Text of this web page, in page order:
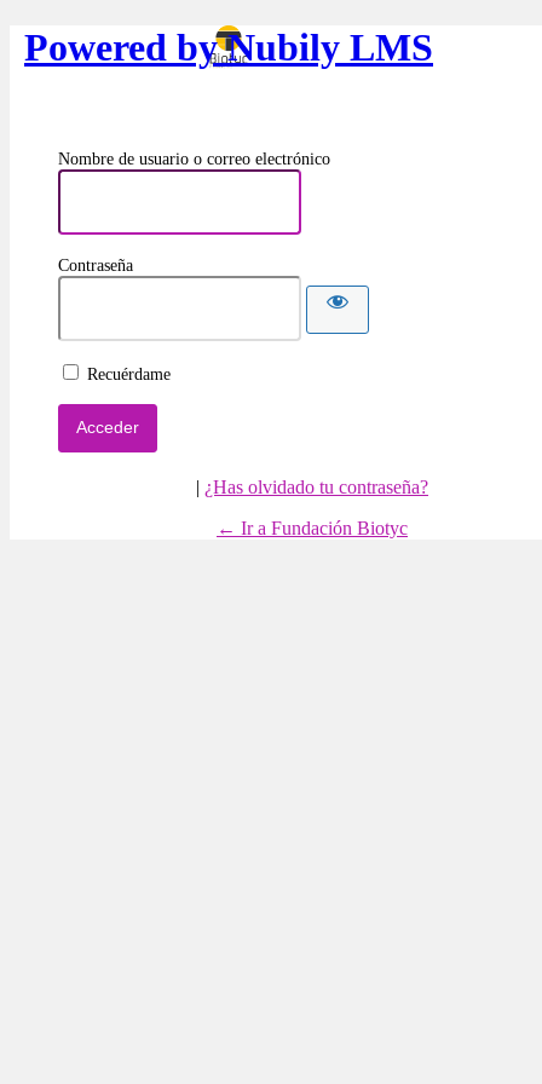
Powered by Nubily LMS
Nombre de usuario o correo electrónico
Contraseña
Recuérdame
| ¿Has olvidado tu contraseña?
← Ir a Fundación Biotyc